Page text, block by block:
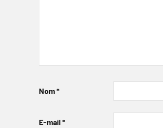
Nom*
E-mail *